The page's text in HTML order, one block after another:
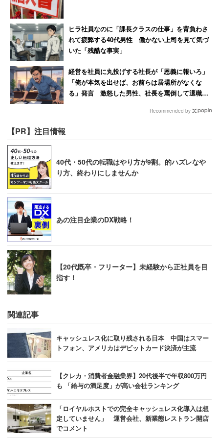
ヒラ社員なのに「課長クラスの仕事」を背負わさ
れて疲弊する40代男性 働かない上司を見て気づ
いた「残酷な事実」
経営を社員に丸投げする社長が「恩義に報いろ」
「俺が本気を出せば、お前らは居場所がなくな
る」発言 激怒した男性、社長を罵倒して退職
Recommended by
【PR】注目情報
40代・50代の転職はやり方が9割。的ハズレなや
り方、終わりにしませんか
あの注目企業のDX戦略！
【20代既卒・フリーター】未経験から正社員を目
指す！
関連記事
キャッシュレス化に取り残される日本 中国はスマー
トフォン、アメリカはデビットカード決済が主流
【クレカ・消費者金融業界】20代後半で年収800万円
も 「給与の満足度」が高い会社ランキング
「ロイヤルホストでの完全キャッシュレス化導入は想
定していません」 運営会社、新業態レストラン開店
でコメント